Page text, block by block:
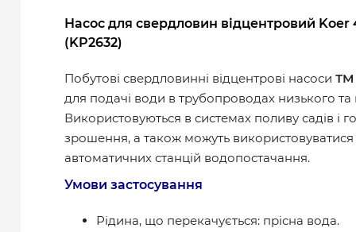
Насос для свердловин відцентровий Koer
(KP2632)
Побутові свердловинні відцентрові насоси ТМ
для подачі води в трубопроводах низького та
Використовуються в системах поливу садів і
зрошення, а також можуть
автоматичних станцій водопостачання.
Умови застосування
Рідина, що перекачується: прісна вода.